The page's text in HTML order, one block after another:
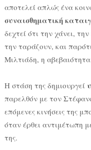
αποτελεί απλώς ένα
συναισθηματική
δεχτεί ότι την χάνει,
την ταράζουν, και
Μιλτιάδη, η
Η στάση της δημιουργεί
παρελθόν με τον
επόμενες κινήσεις της
όταν έρθει αντιμέτωπη
της.